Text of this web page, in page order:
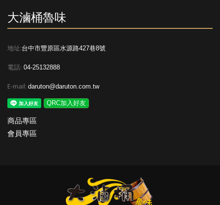
大滷桶魯味
地址:台中市豐原區水源路427巷8號
電話: 04-25132888
E-mail: daruton@daruton.com.tw
QRC加入好友
商品專區
會員專區